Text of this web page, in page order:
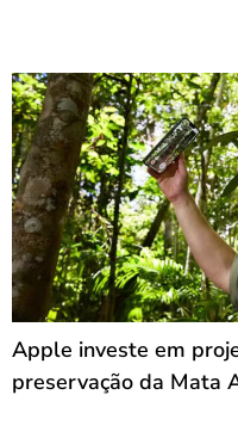
Apple investe em
preservação da Mata